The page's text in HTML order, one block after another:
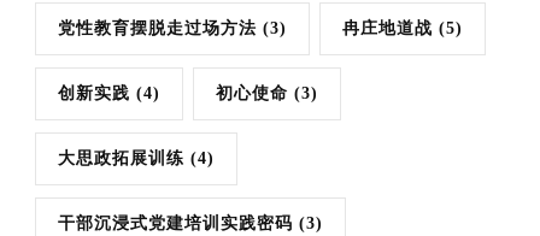
党性教育摆脱走过场方法 (3) 冉庄地道战 (5)
创新实践 (4) 初心使命 (3)
大思政拓展训练 (4)
干部沉浸式党建培训实践密码 (3)